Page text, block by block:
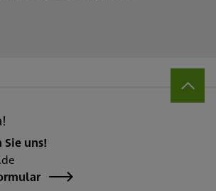
Sie uns!